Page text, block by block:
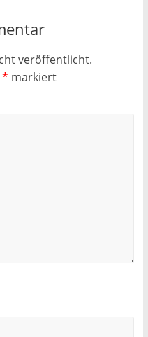
veröffentlicht.
* markiert